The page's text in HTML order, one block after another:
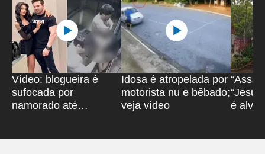
Vídeo: blogueira é
sufocada por
namorado até
Idosa é atropelada por
motorista nu e bêbado;
veja vídeo
é alvo